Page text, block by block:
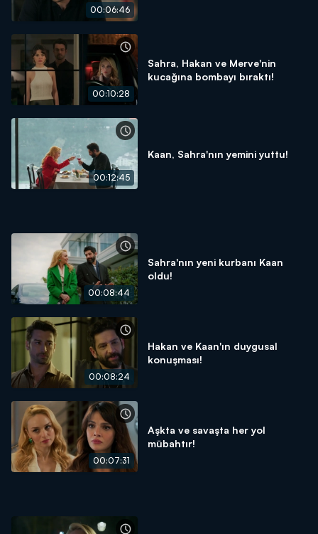
00:06:46
00:10:28
Sahra, Hakan ve Merve'nin
kucağına bombayı bıraktı!
00:12:45
Kaan, Sahra'nın yemini yuttu!
00:08:44
Sahra'nın yeni kurbanı Kaan
oldu!
00:08:24
Hakan ve Kaan'ın duygusal
konuşması!
00:07:31
Aşkta ve savaşta her yol
mübahtır!